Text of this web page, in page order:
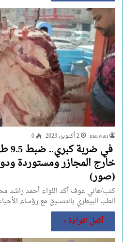
marwan 2 أكتوبر، 2023 0
في
خارج المجازر ومستوردة
(صور)
كتب/هاني عوف أكد اللواء أحمد راشد
الطب البيطري بالتنسيق مع رؤساء
أكمل القراءة »